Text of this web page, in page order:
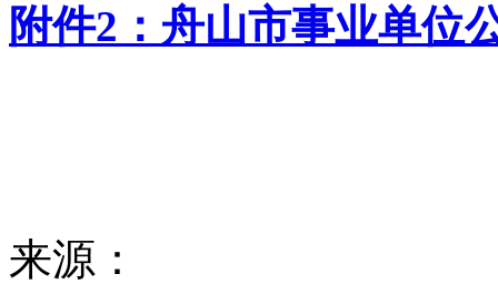
附件2 ：舟山市事业单位
来源：